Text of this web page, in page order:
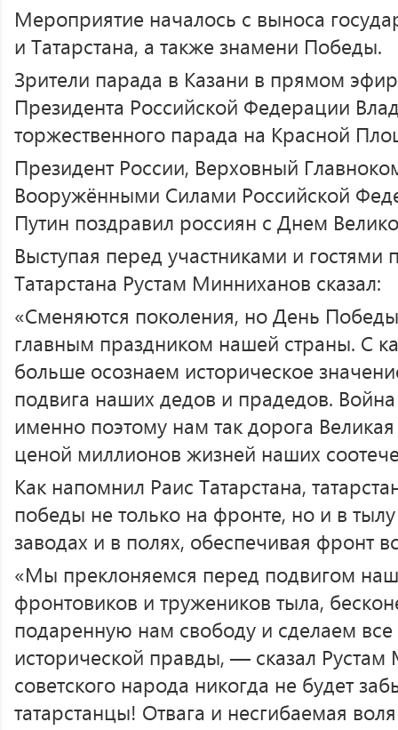
Мероприятие началось с выноса
и Татарстана, а также знамени Победы.
Зрители парада в Казани в прямом
Президента Российской Федерации
торжественного парада на Красной
Президент России, Верховный
Вооружёнными Силами Российской
Путин поздравил россиян с Днем
Выступая перед участниками и гостями
Татарстана Рустам Минниханов сказал:
«Сменяются поколения, но День Победы
главным праздником нашей страны. С
больше осознаем историческое
подвига наших дедов и прадедов.
именно поэтому нам так дорога
ценой миллионов жизней наших
Как напомнил Раис Татарстана,
победы не только на фронте, но и в
заводах и в полях, обеспечивая фронт
«Мы преклоняемся перед подвигом
фронтовиков и тружеников тыла,
подаренную нам свободу и сделаем
исторической правды, — сказал
советского народа никогда не будет
татарстанцы! Отвага и несгибаемая